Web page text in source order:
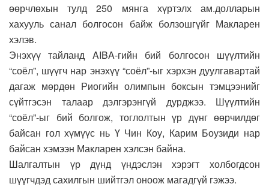
өөрчлөхын тулд 250 мянга хүртэлх ам.долларын
хахууль санал болгосон байж болзошгүйг Макларен
хэлэв.
Энэхүү тайланд AIBA-гийн бий болгосон шүүлтийн
“соёл”, шүүгч нар энэхүү “соёл”-ыг хэрхэн дуулгавартай
дагаж мөрдөн Риогийн олимпын боксын тэмцээнийг
сүйтгэсэн талаар дэлгэрэнгүй дурджээ. Шүүлтийн
“соёл”-ыг бий болгож, тоглолтын үр дүнг өөрчилдөг
байсан гол хүмүүс нь Ү Чин Коу, Карим Боузиди нар
байсан хэмээн Макларен хэлсэн байна.
Шалгалтын үр дүнд үндэслэн хэрэгт холбогдсон
шүүгчдэд сахилгын шийтгэл оноож магадгүй гэжээ.